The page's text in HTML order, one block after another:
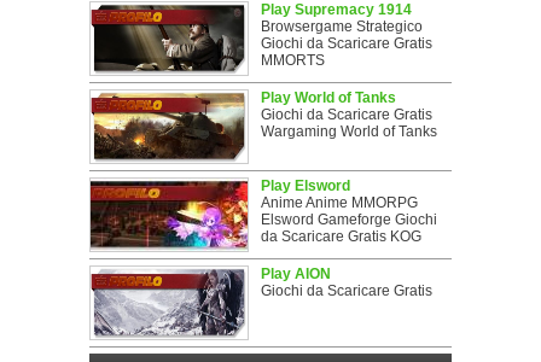
Play Supremacy 1914
Browsergame Strategico
Giochi da Scaricare Gratis
MMORTS
Play World of Tanks
Giochi da Scaricare Gratis
Wargaming World of Tanks
Play Elsword
Anime Anime MMORPG
Elsword Gameforge Giochi
da Scaricare Gratis KOG
Play AION
Giochi da Scaricare Gratis